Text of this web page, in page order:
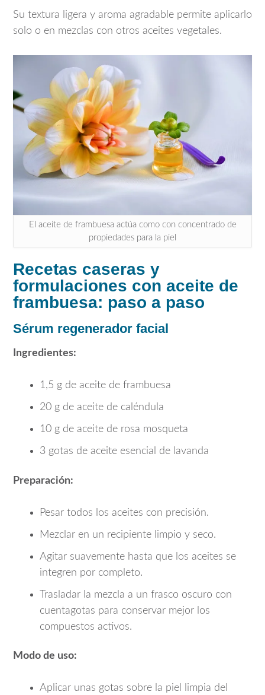
Su textura ligera y aroma agradable permite aplicarlo
solo o en mezclas con otros aceites vegetales.
El aceite de frambuesa actúa como con concentrado de
propiedades para la piel
Recetas caseras y
formulaciones con aceite de
frambuesa: paso a paso
Sérum regenerador facial
Ingredientes:
1,5 g de aceite de frambuesa
20 g de aceite de caléndula
10 g de aceite de rosa mosqueta
3 gotas de aceite esencial de lavanda
Preparación:
Pesar todos los aceites con precisión.
Mezclar en un recipiente limpio y seco.
Agitar suavemente hasta que los aceites se
integren por completo.
Trasladar la mezcla a un frasco oscuro con
cuentagotas para conservar mejor los
compuestos activos.
Modo de uso:
Aplicar unas gotas sobre la piel limpia del